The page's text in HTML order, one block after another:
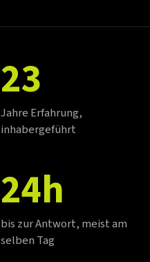
23
Jahre Erfahrung,
inhabergeführt
24h
bis zur Antwort, meist am
selben Tag